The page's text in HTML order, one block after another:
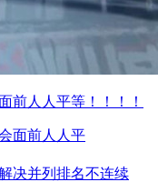
前人人平等！！！！
面前人人平
决并列排名不连续